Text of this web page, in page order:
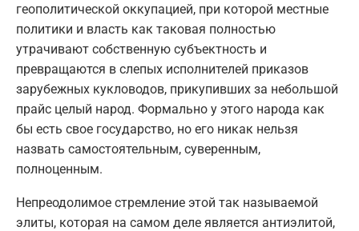
геополитической оккупацией, при которой местные
политики и власть как таковая полностью
утрачивают собственную субъектность и
превращаются в слепых исполнителей приказов
зарубежных кукловодов, прикупивших за небольшой
прайс целый народ. Формально у этого народа как
бы есть свое государство, но его никак нельзя
назвать самостоятельным, суверенным,
полноценным.
Непреодолимое стремление этой так называемой
элиты, которая на самом деле является антиэлитой,